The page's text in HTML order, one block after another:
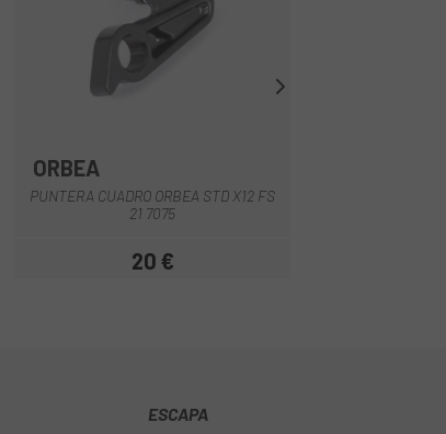
ORBEA
PUNTERA CUADRO ORBEA STD X12 FS
21 7075
Precio
20 €
ESCAPA